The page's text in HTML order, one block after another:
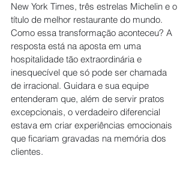
New York Times, três estrelas Michelin e o
título de melhor restaurante do mundo.
Como essa transformação aconteceu? A
resposta está na aposta em uma
hospitalidade tão extraordinária e
inesquecível que só pode ser chamada
de irracional. Guidara e sua equipe
entenderam que, além de servir pratos
excepcionais, o verdadeiro diferencial
estava em criar experiências emocionais
que ficariam gravadas na memória dos
clientes.